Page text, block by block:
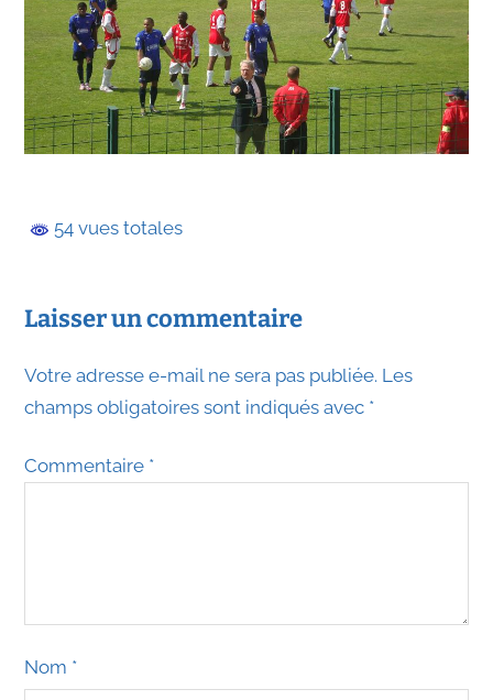
54 vues totales
Laisser un commentaire
Votre adresse e-mail ne sera pas publiée. Les
champs obligatoires sont indiqués avec *
Commentaire *
Nom *